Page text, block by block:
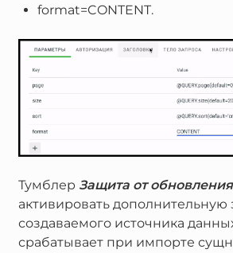
format=CONTENT.
Тумблер Защита от обновления
активировать дополнительную
создаваемого источника
срабатывает при импорте